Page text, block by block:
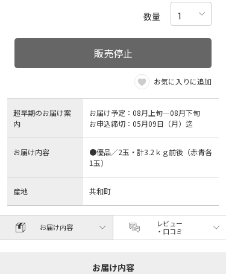
数量
販売停止
お気に入りに追加
超早期のお届け案
内
お届け予定：08月上旬―08月下旬
お申込締切：05月09日（月）迄
お届け内容
●優品／2玉・計3.2ｋｇ前後（赤青各
1玉）
産地 共和町
お届け内容
レビュー
・口コミ
お届け内容